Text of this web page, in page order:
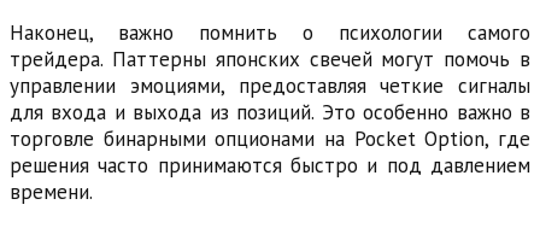
Наконец, важно помнить о психологии самого
трейдера. Паттерны японских свечей могут помочь в
управлении эмоциями, предоставляя четкие сигналы
для входа и выхода из позиций. Это особенно важно в
торговле бинарными опционами на Pocket Option, где
решения часто принимаются быстро и под давлением
времени.